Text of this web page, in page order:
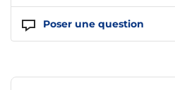
Poser une question